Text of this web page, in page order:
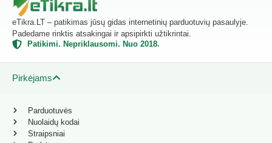
eTikra.LT – patikimas jūsų gidas internetinių parduotuvių pasaulyje.
Padedame rinktis atsakingai ir apsipirkti užtikrintai.
Patikimi. Nepriklausomi. Nuo 2018.
Pirkėjams
Parduotuvės
Nuolaidų kodai
Straipsniai